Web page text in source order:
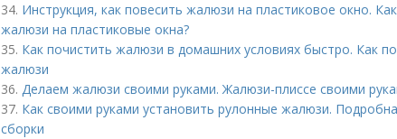
34. Инструкция, как повесить жалюзи на пластиковое окно.
жалюзи на пластиковые окна?
35. Как почистить жалюзи в домашних условиях быстро. Как
жалюзи
36. Делаем жалюзи своими руками. Жалюзи-плиссе своими
37. Как своими руками установить рулонные жалюзи.
сборки